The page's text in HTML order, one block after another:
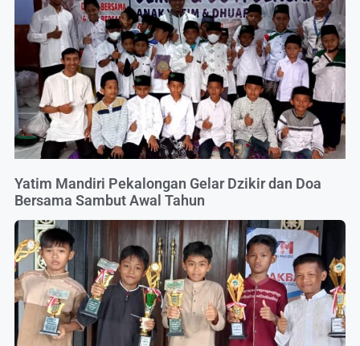
Yatim Mandiri Pekalongan Gelar Dzikir dan Doa
Bersama Sambut Awal Tahun